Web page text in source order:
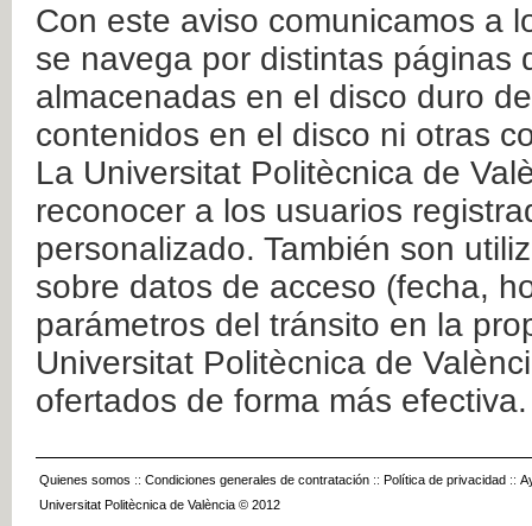
Con este aviso comunicamos a
se navega por distintas páginas
almacenadas en el disco duro
contenidos en el disco ni otras
La Universitat Politècnica de
reconocer a los usuarios
personalizado. También son
sobre datos de acceso (fecha,
parámetros del tránsito en la
Universitat Politècnica de
ofertados de forma más efectiva.
Quienes somos :: Condiciones generales de contratación :: Política de privacidad ::
Universitat Politècnica de València © 2012